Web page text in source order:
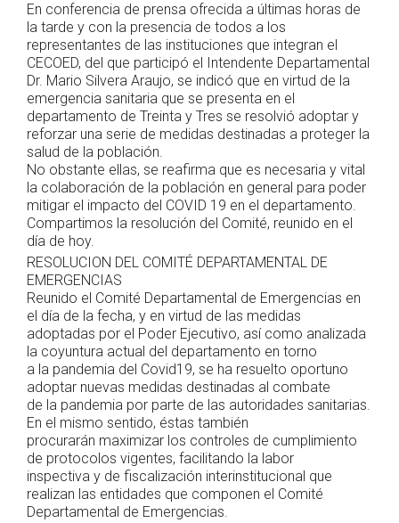
En conferencia de prensa ofrecida a últimas horas de
la tarde y con la presencia de todos a los
representantes de las instituciones que integran el
CECOED, del que participó el Intendente Departamental
Dr. Mario Silvera Araujo, se indicó que en virtud de la
emergencia sanitaria que se presenta en el
departamento de Treinta y Tres se resolvió adoptar y
reforzar una serie de medidas destinadas a proteger la
salud de la población.
No obstante ellas, se reafirma que es necesaria y vital
la colaboración de la población en general para poder
mitigar el impacto del COVID 19 en el departamento.
Compartimos la resolución del Comité, reunido en el
día de hoy.
RESOLUCION DEL COMITÉ DEPARTAMENTAL DE
EMERGENCIAS
Reunido el Comité Departamental de Emergencias en
el día de la fecha, y en virtud de las medidas
adoptadas por el Poder Ejecutivo, así como analizada
la coyuntura actual del departamento en torno
a la pandemia del Covid19, se ha resuelto oportuno
adoptar nuevas medidas destinadas al combate
de la pandemia por parte de las autoridades sanitarias.
En el mismo sentido, éstas también
procurarán maximizar los controles de cumplimiento
de protocolos vigentes, facilitando la labor
inspectiva y de fiscalización interinstitucional que
realizan las entidades que componen el Comité
Departamental de Emergencias.